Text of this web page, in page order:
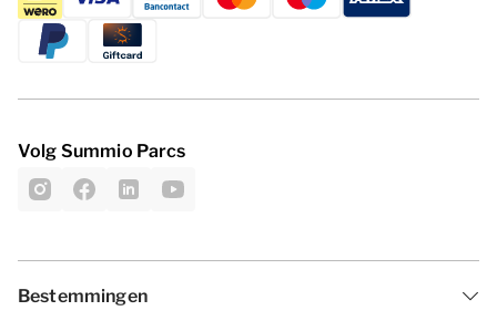
Volg Summio Parcs
Bestemmingen